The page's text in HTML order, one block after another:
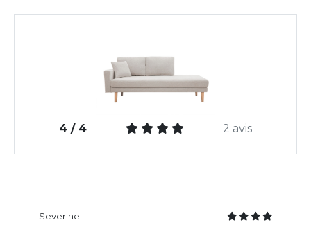
4 / 4 2 avis
Severine